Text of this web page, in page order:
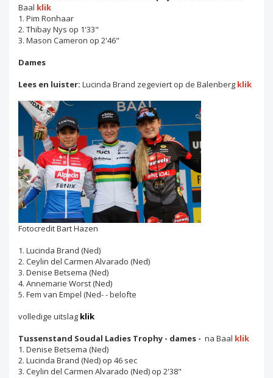
Baal klik
1. Pim Ronhaar
2. Thibay Nys op 1'33"
3. Mason Cameron op 2'46"
Dames
Lees en luister: Lucinda Brand zegeviert op de Balenberg klik
Fotocredit Bart Hazen
1. Lucinda Brand (Ned)
2. Ceylin del Carmen Alvarado (Ned)
3. Denise Betsema (Ned)
4. Annemarie Worst (Ned)
5. Fem van Empel (Ned- - belofte
volledige uitslag klik
Tussenstand Soudal Ladies Trophy - dames - na Baal klik
1. Denise Betsema (Ned)
2. Lucinda Brand (Ned) op 46 sec
3. Ceylin del Carmen Alvarado (Ned) op 2'38"